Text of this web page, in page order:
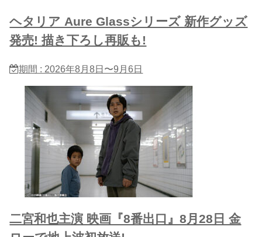
ヘタリア Aure Glassシリーズ 新作グッズ
発売! 描き下ろし再販も!
期間 : 2026年8月8日〜9月6日
二宮和也主演 映画『8番出口』8月28日 金